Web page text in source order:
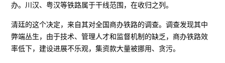
办。川汉、粤汉等铁路属于干线范围，在收归之列。
清廷的这个决定，来自其对全国商办铁路的调查。调查发现其中
弊端丛生，由于技术、管理人才和监督机制的缺乏，商办铁路效
率低下，建设进展不乐观，集资款大量被挪用、贪污。